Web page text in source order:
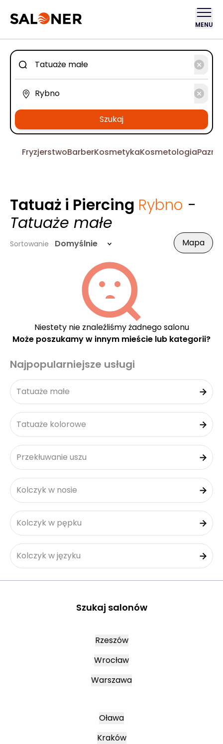
MENU
Szukaj
FryzjerstwoBarberKosmetykaKosmetologia
Tatuaż i Piercing Rybno -
Tatuaże małe
Sortowanie Domyślnie Mapa
Niestety nie znaleźliśmy żadnego salonu
Może poszukamy w innym mieście lub kategorii?
Najpopularniejsze usługi
Tatuaże małe
Tatuaże kolorowe
Przekłuwanie uszu
Kolczyk w nosie
Kolczyk w pępku
Kolczyk w języku
Szukaj salonów
Rzeszów
Wrocław
Warszawa
Oława
Kraków